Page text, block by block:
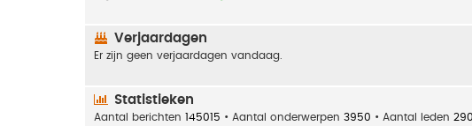
Verjaardagen
Er zijn geen verjaardagen vandaag.
Statistieken
Aantal berichten 145015 • Aantal onderwerpen 3950 • Aantal leden 290